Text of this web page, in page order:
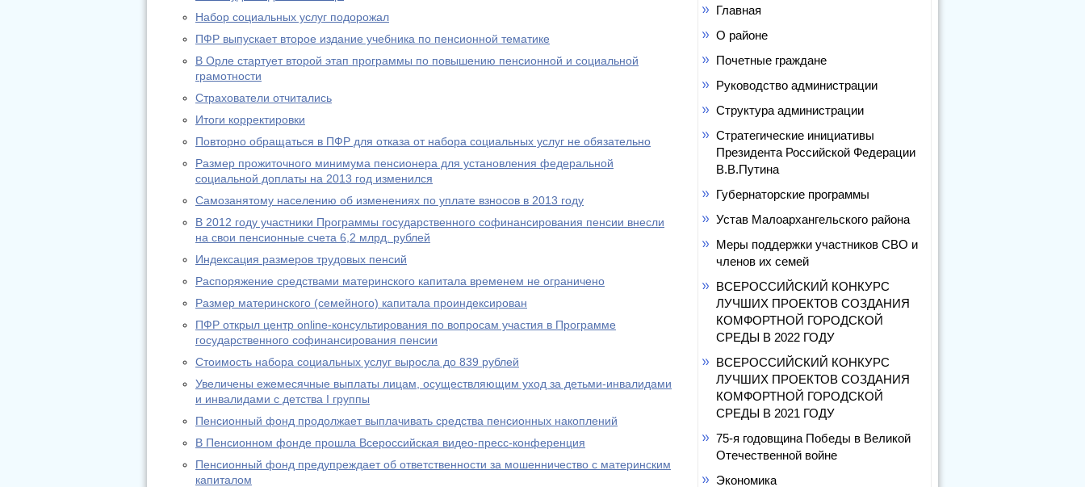
Набор социальных услуг подорожал
ПФР выпускает второе издание учебника по пенсионной тематике
В Орле стартует второй этап программы по повышению пенсионной и социальной
грамотности
Страхователи отчитались
Итоги корректировки
Повторно обращаться в ПФР для отказа от набора социальных услуг не обязательно
Размер прожиточного минимума пенсионера для установления федеральной
социальной доплаты на 2013 год изменился
Самозанятому населению об изменениях по уплате взносов в 2013 году
В 2012 году участники Программы государственного софинансирования пенсии внесли
на свои пенсионные счета 6,2 млрд. рублей
Индексация размеров трудовых пенсий
Распоряжение средствами материнского капитала временем не ограничено
Размер материнского (семейного) капитала проиндексирован
ПФР открыл центр online-консультирования по вопросам участия в Программе
государственного софинансирования пенсии
Стоимость набора социальных услуг выросла до 839 рублей
Увеличены ежемесячные выплаты лицам, осуществляющим уход за детьми-инвалидами
и инвалидами с детства I группы
Пенсионный фонд продолжает выплачивать средства пенсионных накоплений
В Пенсионном фонде прошла Всероссийская видео-пресс-конференция
Пенсионный фонд предупреждает об ответственности за мошенничество с материнским
капиталом
Главная
О районе
Почетные граждане
Руководство администрации
Структура администрации
Стратегические инициативы
Президента Российской Федерации
В.В.Путина
Губернаторские программы
Устав Малоархангельского района
Меры поддержки участников СВО и
членов их семей
ВСЕРОССИЙСКИЙ КОНКУРС
ЛУЧШИХ ПРОЕКТОВ СОЗДАНИЯ
КОМФОРТНОЙ ГОРОДСКОЙ
СРЕДЫ В 2022 ГОДУ
ВСЕРОССИЙСКИЙ КОНКУРС
ЛУЧШИХ ПРОЕКТОВ СОЗДАНИЯ
КОМФОРТНОЙ ГОРОДСКОЙ
СРЕДЫ В 2021 ГОДУ
75-я годовщина Победы в Великой
Отечественной войне
Экономика